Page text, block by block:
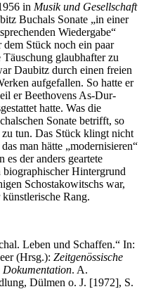
in Musik und Gesellschaft
Buchals Sonate „in einer
Wiedergabe“
dem Stück noch ein paar
glaubhafter zu
Daubitz durch einen freien
aufgefallen. So hatte er
er Beethovens As-Dur-
hatte. Was die
Sonate betrifft, so
tun. Das Stück klingt nicht
man hätte „modernisieren“
es der anders geartete
biographischer Hintergrund
Schostakowitschs war,
Rang.
Leben und Schaffen.“ In:
(Hrsg.): Zeitgenössische
Dokumentation. A.
Dülmen o. J. [1972], S.